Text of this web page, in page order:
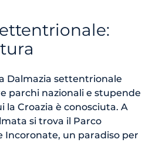
Dalmazia settentrionale
parchi nazionali e stupende
la Croazia è conosciuta. A
si trova il Parco
Incoronate, un paradiso per